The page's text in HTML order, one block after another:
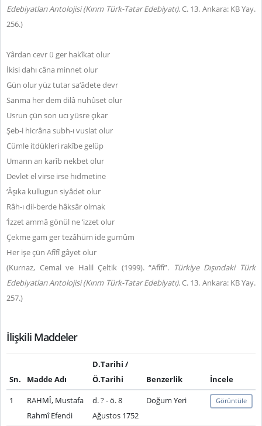
Edebiyatları Antolojisi (Kırım Türk-Tatar Edebiyatı). C. 13. Ankara: KB Yay.
256.)
Yârdan cevr ü ger hakîkat olur
İkisi dahı câna minnet olur
Gün olur yüz tutar sa‘âdete devr
Sanma her dem dilâ nuhûset olur
Usrun çün son ucı yüsre çıkar
Şeb-i hicrâna subh-ı vuslat olur
Cümle itdükleri rakîbe gelüp
Umarın an karîb nekbet olur
Devlet el virse irse hıdmetine
‘Âşıka kullugun siyâdet olur
Râh-ı dil-berde hâksâr olmak
‘İzzet ammâ gönül ne ‘izzet olur
Çekme gam ger tezâhüm ide gumûm
Her işe çün Afîfî gâyet olur
(Kurnaz, Cemal ve Halil Çeltik (1999). “Afîfî”. Türkiye Dışındaki Türk
Edebiyatları Antolojisi (Kırım Türk-Tatar Edebiyatı). C. 13. Ankara: KB Yay.
257.)
İlişkili Maddeler
Sn. Madde Adı
D.Tarihi /
Ö.Tarihi
Benzerlik
İncele
1
RAHMÎ, Mustafa
Rahmî Efendi
d. ? - ö. 8
Ağustos 1752
Doğum Yeri Görüntüle